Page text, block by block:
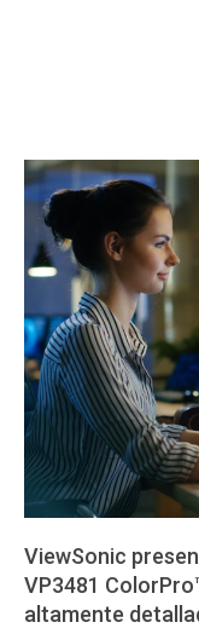
ViewSonic
VP3481
altamente